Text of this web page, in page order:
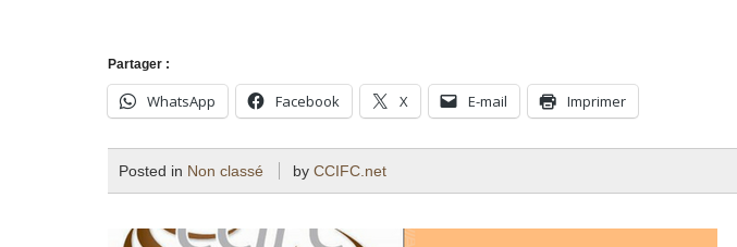
Partager :
WhatsApp Facebook X E-mail Imprimer
Posted in Non classé by CCIFC.net